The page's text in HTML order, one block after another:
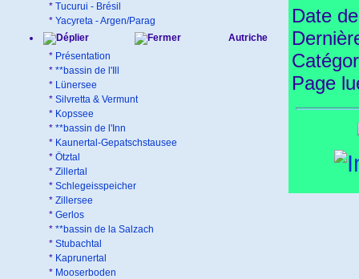
* Tucurui - Brésil
* Yacyreta - Argen/Parag
Autriche
* Présentation
* **bassin de l'Ill
* Lünersee
* Silvretta & Vermunt
* Kopssee
* **bassin de l'Inn
* Kaunertal-Gepatschstausee
* Ötztal
* Zillertal
* Schlegeisspeicher
* Zillersee
* Gerlos
* **bassin de la Salzach
* Stubachtal
* Kaprunertal
* Mooserboden
Date
Page